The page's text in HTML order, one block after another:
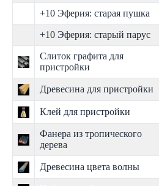
+10 Эферия: старая пушка
+10 Эферия: старый парус
Слиток графита для
пристройки
Древесина для пристройки
Клей для пристройки
Фанера из тропического
дерева
Древесина цвета волны